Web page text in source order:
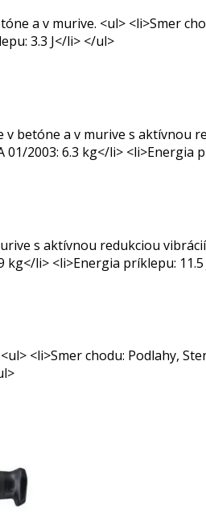
a v murive. <ul> <li>Smer
3.3 J</li> </ul>
betóne a v murive s aktívnou
2003: 6.3 kg</li> <li>Energia
s aktívnou redukciou
kg</li> <li>Energia príklepu:
<li>Smer chodu: Podlahy,